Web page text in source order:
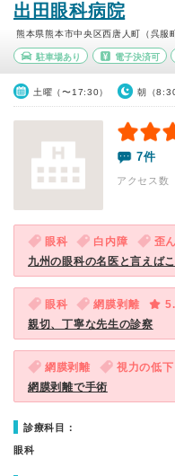
出田眼科病院
熊本県熊本市中央区西唐人町（呉服
駐車場あり 電子決済可
土曜（〜17:30） 朝（
7件
アクセス数
眼科 白内障 歪
九州の眼科の名医と言えば
眼科 網膜剥離
親切、丁寧な先生の診察
網膜剥離 視力の低下
網膜剥離で手術
診療科目：
眼科